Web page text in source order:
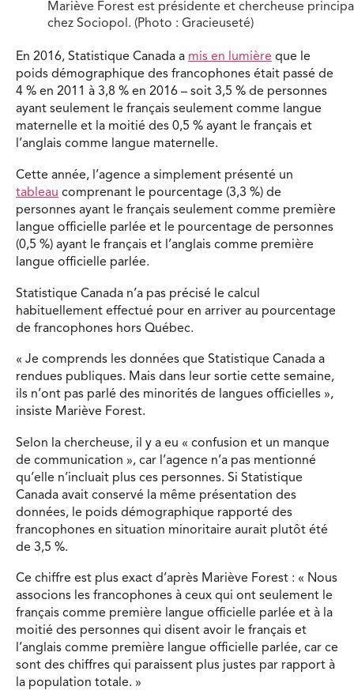
Mariève Forest est présidente et chercheuse
chez Sociopol. (Photo : Gracieuseté)
En 2016, Statistique Canada a mis en lumière que le
poids démographique des francophones était passé de
4 % en 2011 à 3,8 % en 2016 – soit 3,5 % de personnes
ayant seulement le français seulement comme langue
maternelle et la moitié des 0,5 % ayant le français et
l’anglais comme langue maternelle.
Cette année, l’agence a simplement présenté un
tableau comprenant le pourcentage (3,3 %) de
personnes ayant le français seulement comme première
langue officielle parlée et le pourcentage de personnes
(0,5 %) ayant le français et l’anglais comme première
langue officielle parlée.
Statistique Canada n’a pas précisé le calcul
habituellement effectué pour en arriver au pourcentage
de francophones hors Québec.
« Je comprends les données que Statistique Canada a
rendues publiques. Mais dans leur sortie cette semaine,
ils n’ont pas parlé des minorités de langues officielles »,
insiste Mariève Forest.
Selon la chercheuse, il y a eu « confusion et un manque
de communication », car l’agence n’a pas mentionné
qu’elle n’incluait plus ces personnes. Si Statistique
Canada avait conservé la même présentation des
données, le poids démographique rapporté des
francophones en situation minoritaire aurait plutôt été
de 3,5 %.
Ce chiffre est plus exact d’après Mariève Forest : « Nous
associons les francophones à ceux qui ont seulement le
français comme première langue officielle parlée et à la
moitié des personnes qui disent avoir le français et
l’anglais comme première langue officielle parlée, car ce
sont des chiffres qui paraissent plus justes par rapport à
la population totale. »